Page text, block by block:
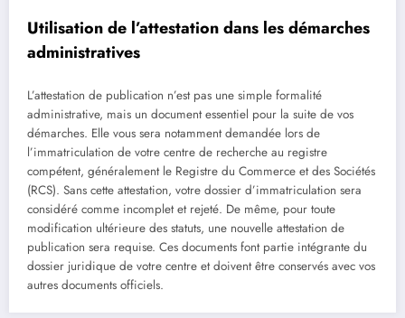
Utilisation de l’attestation dans les démarches
administratives
L’attestation de publication n’est pas une simple formalité
administrative, mais un document essentiel pour la suite de vos
démarches. Elle vous sera notamment demandée lors de
l’immatriculation de votre centre de recherche au registre
compétent, généralement le Registre du Commerce et des Sociétés
(RCS). Sans cette attestation, votre dossier d’immatriculation sera
considéré comme incomplet et rejeté. De même, pour toute
modification ultérieure des statuts, une nouvelle attestation de
publication sera requise. Ces documents font partie intégrante du
dossier juridique de votre centre et doivent être conservés avec vos
autres documents officiels.